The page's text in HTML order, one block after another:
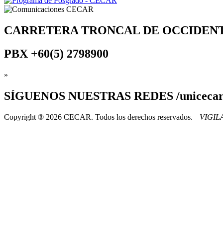
CARRETERA TRONCAL DE
PBX +60(5) 2798900
»
SÍGUENOS NUESTRAS REDES /
Copyright ® 2026 CECAR. Todos los derechos reservados.